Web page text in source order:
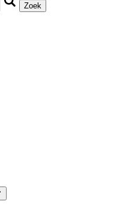
Zoek